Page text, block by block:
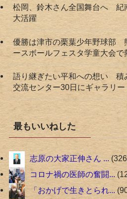
松岡、鈴木さん全国舞台へ 紀
大活躍
優勝は津市の栗葉少年野球部
ースボールフェスタ学童大会で
語り継ぎたい平和への想い 積
交流センター30日にギャラリー
最もいいねした
志原の大家正伸さん ... 326
コロナ禍の医師の奮闘...
「おかげで生きとられ...